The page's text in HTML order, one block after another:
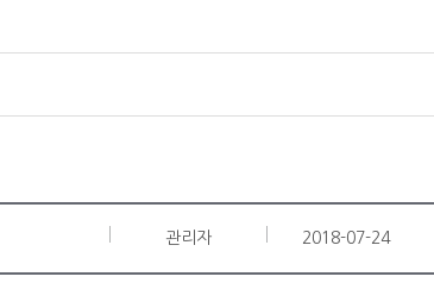
관리자 2018-07-24